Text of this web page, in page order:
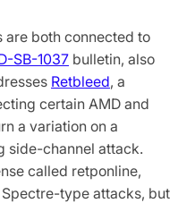
both connected to
SB-1037 bulletin, also
Retbleed, a
certain AMD and
a variation on a
side-channel attack.
called retponline,
type attacks, but